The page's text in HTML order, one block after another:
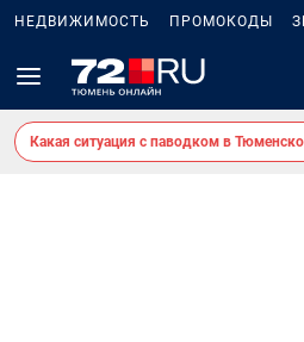
НЕДВИЖИМОСТЬ ПРОМОКОДЫ
Какая ситуация с паводком в